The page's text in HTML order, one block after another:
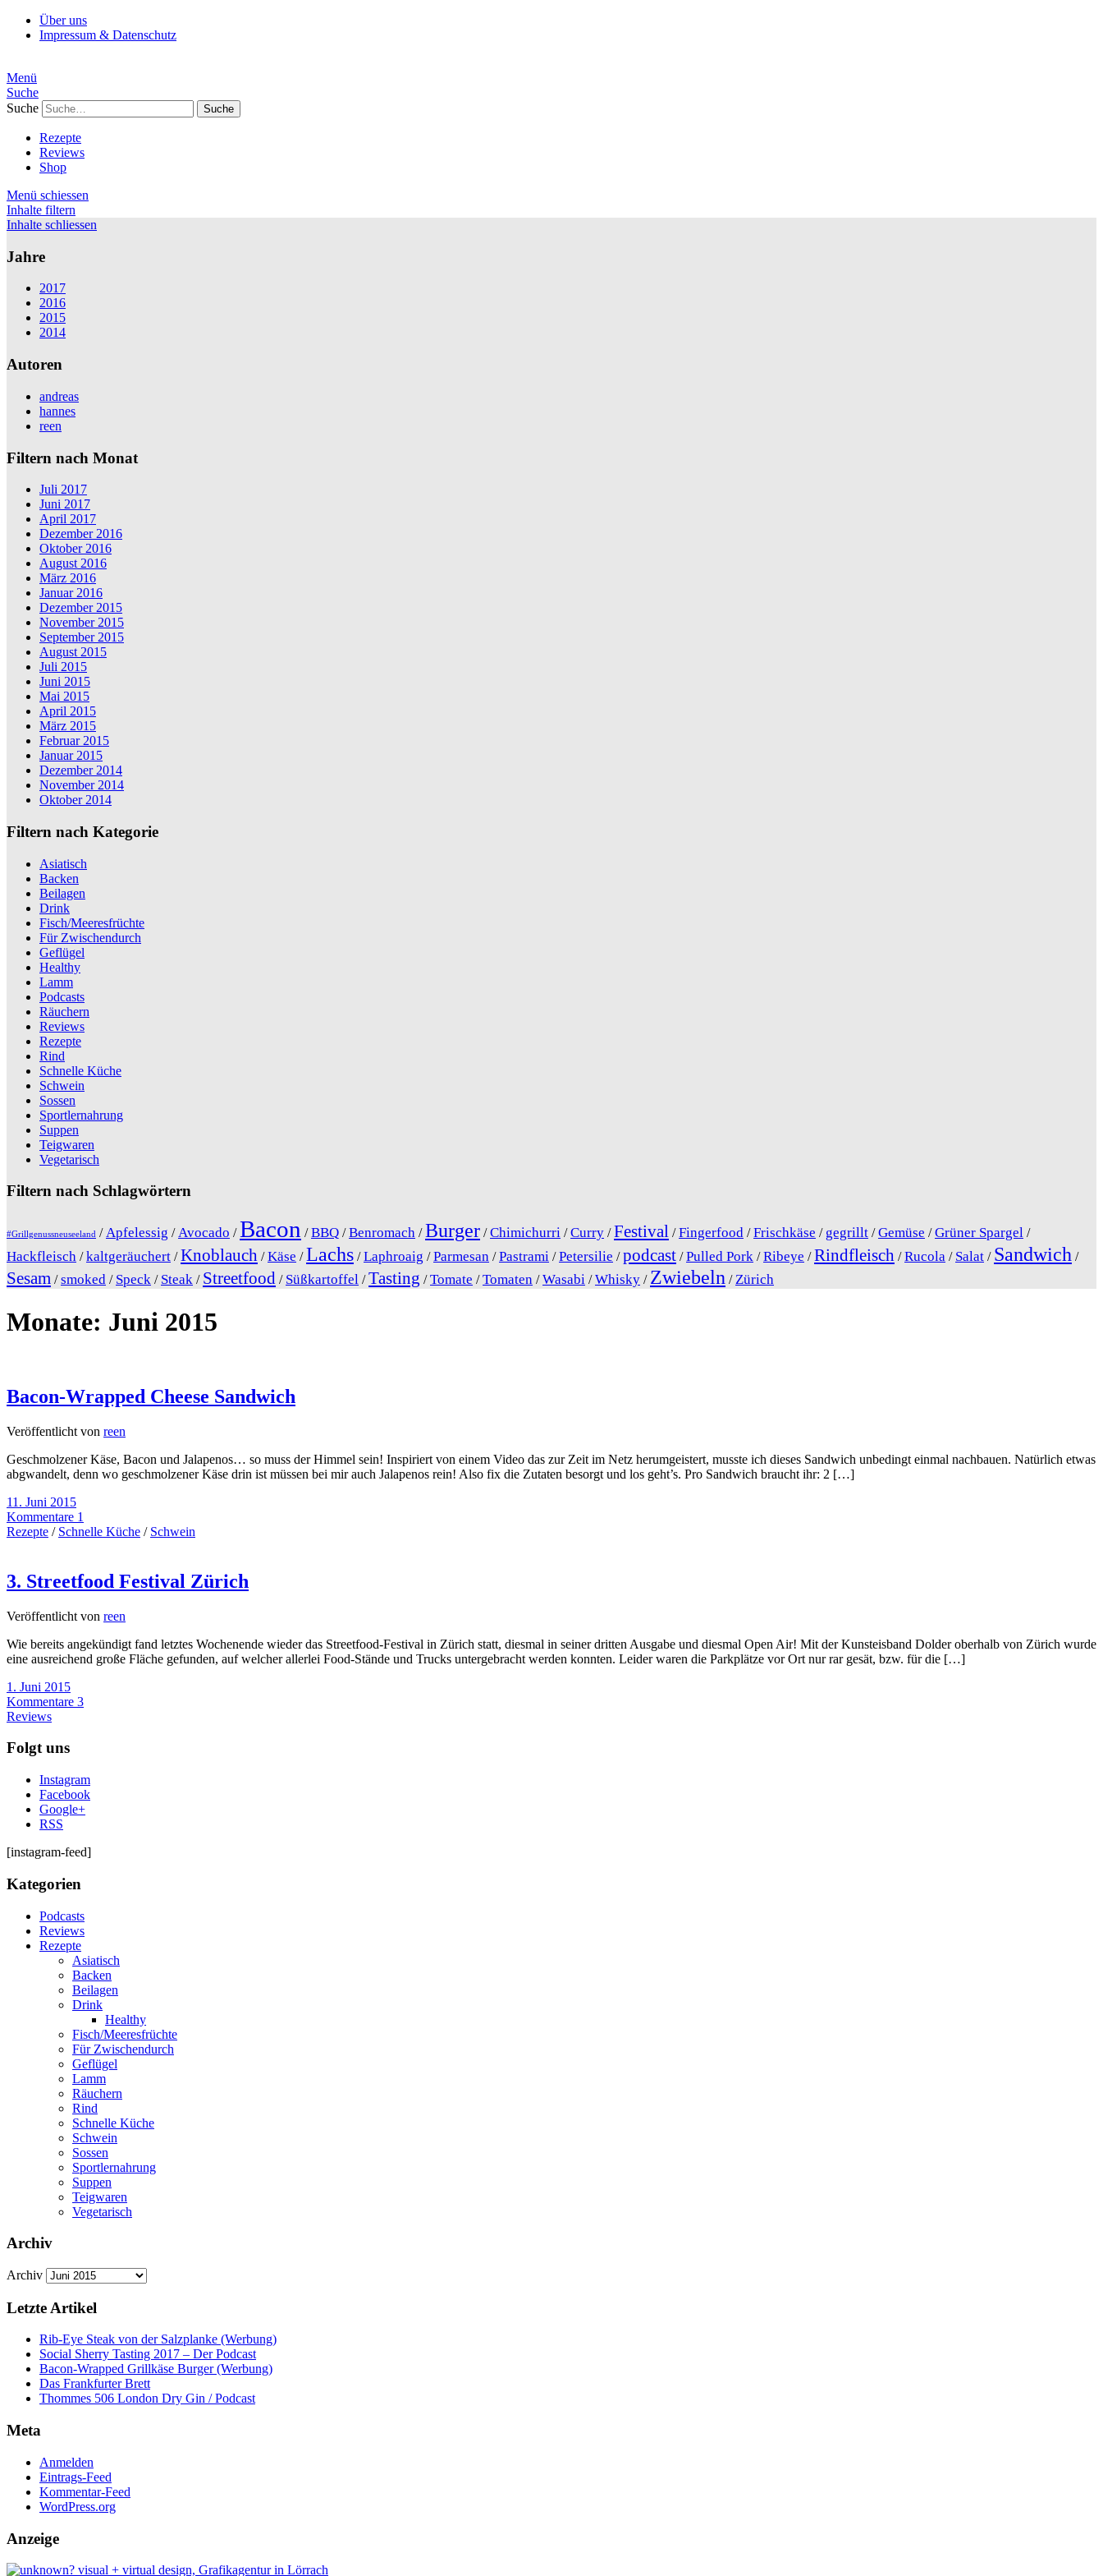
Über uns
Impressum & Datenschutz
Menü
Suche
Suche
Rezepte
Reviews
Shop
Menü schiessen
Inhalte filtern
Inhalte schliessen
Jahre
2017
2016
2015
2014
Autoren
andreas
hannes
reen
Filtern nach Monat
Juli 2017
Juni 2017
April 2017
Dezember 2016
Oktober 2016
August 2016
März 2016
Januar 2016
Dezember 2015
November 2015
September 2015
August 2015
Juli 2015
Juni 2015
Mai 2015
April 2015
März 2015
Februar 2015
Januar 2015
Dezember 2014
November 2014
Oktober 2014
Filtern nach Kategorie
Asiatisch
Backen
Beilagen
Drink
Fisch/Meeresfrüchte
Für Zwischendurch
Geflügel
Healthy
Lamm
Podcasts
Räuchern
Reviews
Rezepte
Rind
Schnelle Küche
Schwein
Sossen
Sportlernahrung
Suppen
Teigwaren
Vegetarisch
Filtern nach Schlagwörtern
#Grillgenussneuseeland /Apfelessig /Avocado /Bacon /BBQ /Benromach /Burger /Chimichurri /Curry /Festival /Fingerfood /Frischkäse / gegrillt /Gemüse /Grüner Spargel /
Hackfleisch /kaltgeräuchert /Knoblauch /Käse /Lachs /Laphroaig /Parmesan /Pastrami /Petersilie /podcast /Pulled Pork /Ribeye /Rindfleisch /Rucola / Salat / Sandwich /
Sesam /smoked / Speck / Steak / Streetfood / Süßkartoffel /Tasting /Tomate /Tomaten /Wasabi /Whisky / Zwiebeln /Zürich
Monate: Juni 2015
Bacon-Wrapped Cheese Sandwich
Veröffentlicht von reen
Geschmolzener Käse, Bacon und Jalapenos… so muss der Himmel sein! Inspiriert von einem Video das zur Zeit im Netz herumgeistert, musste ich dieses Sandwich unbedingt einmal nachbauen. Natürlich etwas
abgwandelt, denn wo geschmolzener Käse drin ist müssen bei mir auch Jalapenos rein! Also fix die Zutaten besorgt und los geht’s. Pro Sandwich braucht ihr: 2 […]
11. Juni 2015
Kommentare 1
Rezepte / Schnelle Küche / Schwein
3. Streetfood Festival Zürich
Veröffentlicht von reen
Wie bereits angekündigt fand letztes Wochenende wieder das Streetfood-Festival in Zürich statt, diesmal in seiner dritten Ausgabe und diesmal Open Air! Mit der Kunsteisband Dolder oberhalb von Zürich wurde
eine ausreichend große Fläche gefunden, auf welcher allerlei Food-Stände und Trucks untergebracht werden konnten. Leider waren die Parkplätze vor Ort nur rar gesät, bzw. für die […]
1. Juni 2015
Kommentare 3
Reviews
Folgt uns
Instagram
Facebook
Google+
RSS
[instagram-feed]
Kategorien
Podcasts
Reviews
Rezepte
Asiatisch
Backen
Beilagen
Drink
Healthy
Fisch/Meeresfrüchte
Für Zwischendurch
Geflügel
Lamm
Räuchern
Rind
Schnelle Küche
Schwein
Sossen
Sportlernahrung
Suppen
Teigwaren
Vegetarisch
Archiv
Archiv
Letzte Artikel
Rib-Eye Steak von der Salzplanke (Werbung)
Social Sherry Tasting 2017 – Der Podcast
Bacon-Wrapped Grillkäse Burger (Werbung)
Das Frankfurter Brett
Thommes 506 London Dry Gin / Podcast
Meta
Anmelden
Eintrags-Feed
Kommentar-Feed
WordPress.org
Anzeige